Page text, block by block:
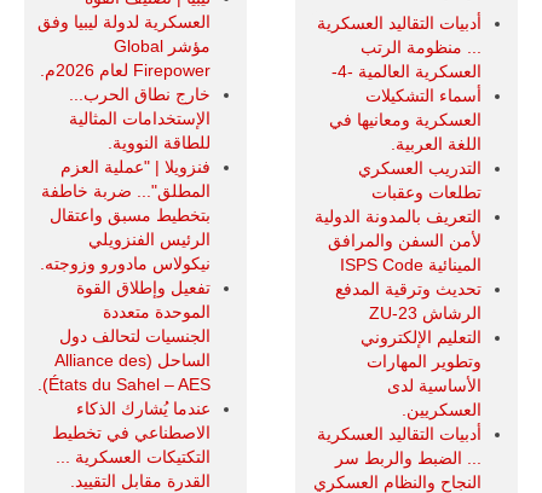
أدبيات التقاليد العسكرية
... منظومة الرتب
العسكرية العالمية -4-
أسماء التشكيلات
العسكرية ومعانيها في
اللغة العربية.
التدريب العسكري
تطلعات وعقبات
التعريف بالمدونة الدولية
لأمن السفن والمرافق
المينائية ISPS Code
تحديث وترقية المدفع
الرشاش ZU-23
التعليم الإلكتروني
وتطوير المهارات
الأساسية لدى
العسكريين.
أدبيات التقاليد العسكرية
... الضبط والربط سر
النجاح والنظام العسكري
العسكرية لدولة ليبيا وفق
مؤشر Global
Firepower لعام 2026م.
خارج نطاق الحرب...
الإستخدامات المثالية
للطاقة النووية.
فنزويلا | "عملية العزم
المطلق"... ضربة خاطفة
بتخطيط مسبق واعتقال
الرئيس الفنزويلي
نيكولاس مادورو وزوجته.
تفعيل وإطلاق القوة
الموحدة متعددة
الجنسيات لتحالف دول
الساحل (Alliance des
États du Sahel – AES).
عندما يُشارك الذكاء
الاصطناعي في تخطيط
التكتيكات العسكرية ...
القدرة مقابل التقييد.